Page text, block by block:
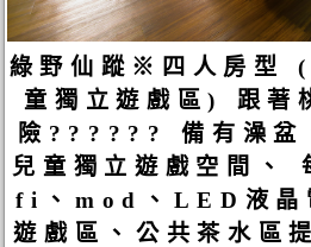
綠野仙蹤※四人房型 (
童獨立遊戲區) 跟著
險?????? 備有澡盆
兒童獨立遊戲空間、
fi、mod、LED液晶
遊戲區、公共茶水區